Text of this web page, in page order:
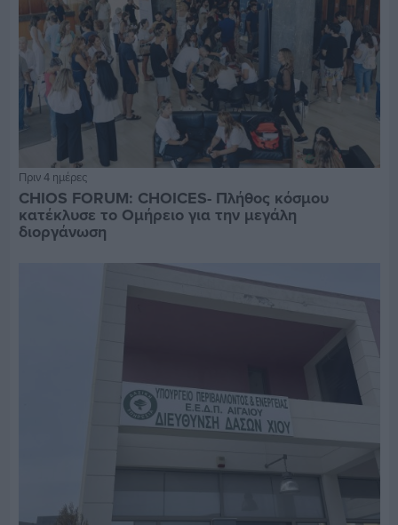
Πριν 4 ημέρες
CHIOS FORUM: CHOICES- Πλήθος κόσμου
κατέκλυσε το Ομήρειο για την μεγάλη
διοργάνωση